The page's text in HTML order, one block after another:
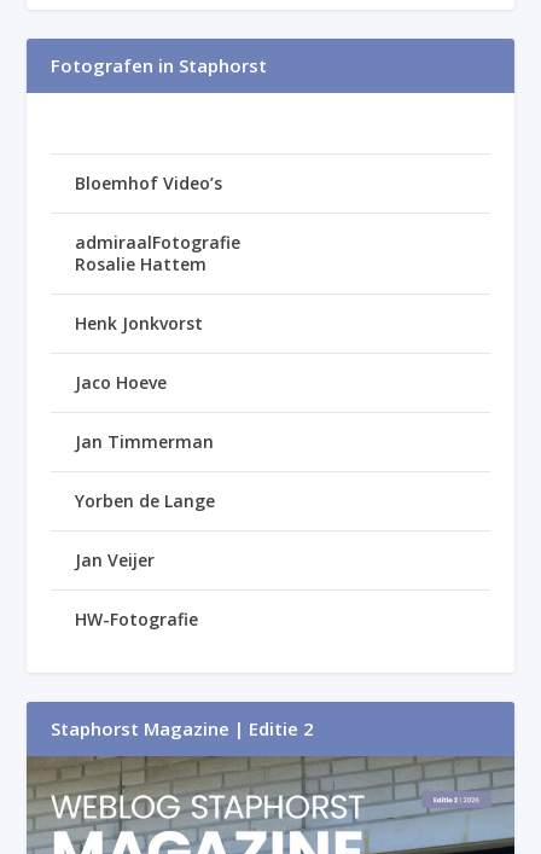
Fotografen in Staphorst
Bloemhof Video’s
admiraalFotografie
Rosalie Hattem
Henk Jonkvorst
Jaco Hoeve
Jan Timmerman
Yorben de Lange
Jan Veijer
HW-Fotografie
Staphorst Magazine | Editie 2